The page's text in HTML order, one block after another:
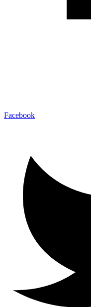
Facebook